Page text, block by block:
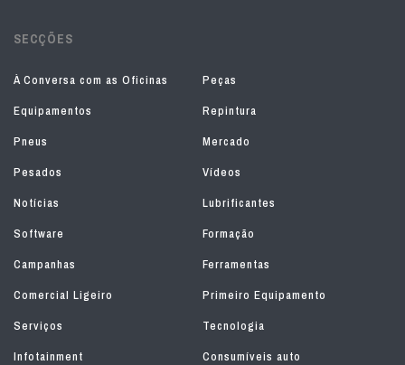
SECÇÕES
À Conversa com as Oficinas
Peças
Equipamentos
Repintura
Pneus
Mercado
Pesados
Vídeos
Notícias
Lubrificantes
Software
Formação
Campanhas
Ferramentas
Comercial Ligeiro
Primeiro Equipamento
Serviços
Tecnologia
Infotainment
Consumíveis auto